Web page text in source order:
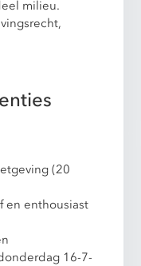
milieu.
(20
en enthousiast
16-7-